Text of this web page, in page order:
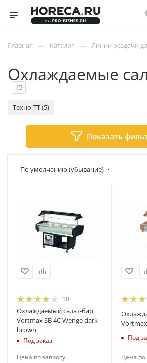
Главная — Каталог — Линии раздачи
Охлаждаемые
15
Техно-ТТ (5)
Показать
По умолчанию (убывание)
10
Охлаждаемый салат-бар
Vortmax SB 4C Wenge dark
brown
Под заказ
Цена по запросу
Под
Цена по